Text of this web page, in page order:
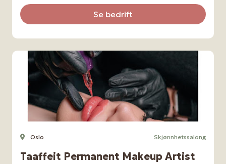
Se bedrift
Oslo Skjønnhetssalong
Taaffeit Permanent Makeup Artist